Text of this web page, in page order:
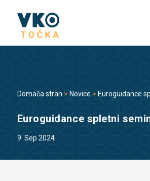
Domača stran > Novice > Euroguidance
Euroguidance spletni
9. Sep 2024